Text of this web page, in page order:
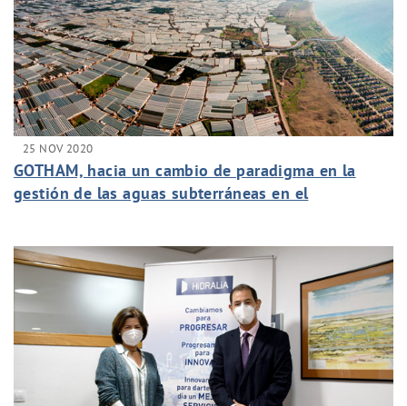
25 NOV 2020
GOTHAM, hacia un cambio de paradigma en la
gestión de las aguas subterráneas en el